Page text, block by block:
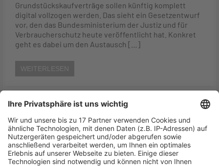
Grundstückskaufverträge sollen künftig komplett
digital vollzogen werden. Das sieht ein Gesetzentwurf
vor, den das Bundesministerium der Justiz und für
Verbraucherschutz heute veröffentlicht hat. Konkret
geht es dabei um den Austausch […]
WEITERLESEN
BMF: Gesetz zur Modernisierung und
Digitalisierung der
Schwarzarbeitsbekämpfung